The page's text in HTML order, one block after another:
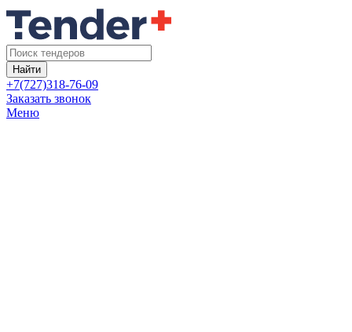
Найти
+7(727)318-76-09
Заказать звонок
Меню